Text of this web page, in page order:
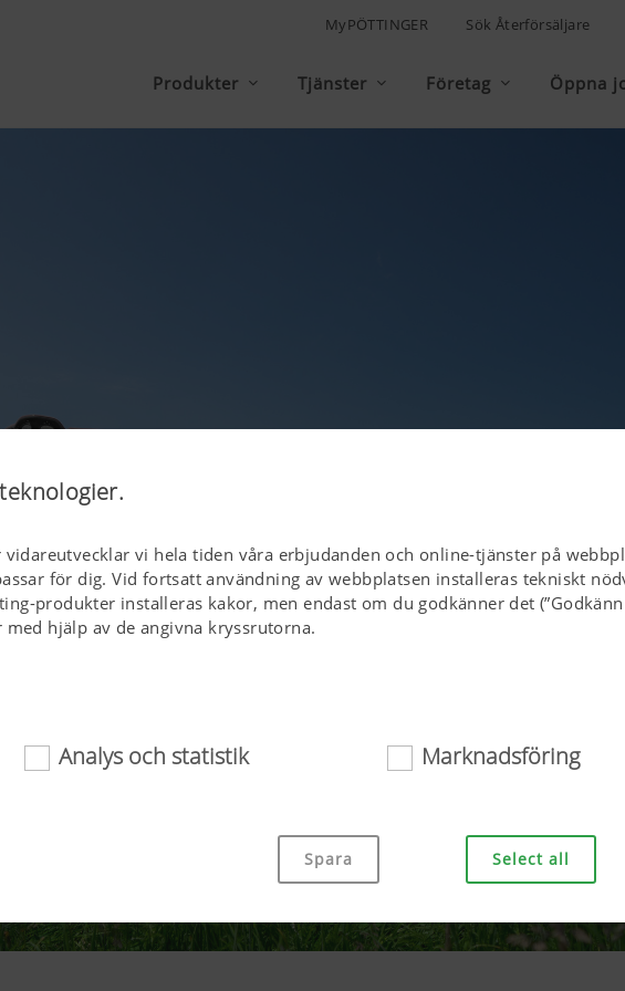
vi hela tiden våra erbjudanden och online-tjänster på
för dig. Vid fortsatt användning av webbplatsen installeras tekniskt
produkter installeras kakor, men endast om du godkänner det (”Godkänn
hjälp av de angivna kryssrutorna.
grundfunktioner, exempelvis navigering på webbplatsen, korrekt visning i din
Den här webbplatsen fungerar inte utan de ovan nämnda
Analys och statistik Marknadsföring
Spara Select all
MyPÖTTINGER Sök Återförsäljare
Produkter Tjänster Företag Öppna